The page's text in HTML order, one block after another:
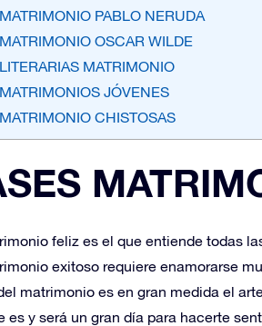
PABLO NERUDA
OSCAR WILDE
MATRIMONIO
JÓVENES
CHISTOSAS
feliz es el que entiende todas
exitoso requiere enamorarse
matrimonio es en gran medida el
es y será un gran día para hacerte